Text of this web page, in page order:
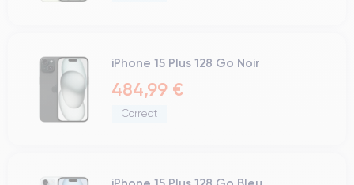
iPhone 15 Plus 128 Go Noir
484,99 €
Correct